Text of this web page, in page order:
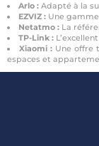
Arlo : Adapté à la
EZVIZ : Une
Netatmo : La
TP-Link :
Xiaomi : Une offre
espaces et